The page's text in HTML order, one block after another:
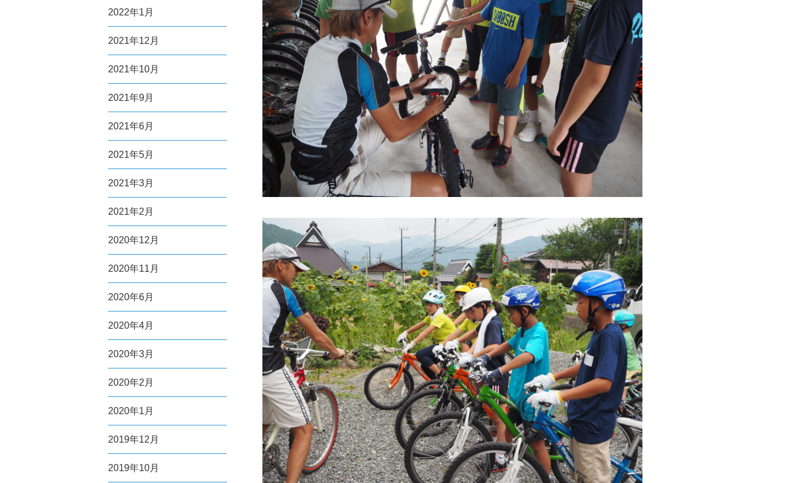
2022年1月
2021年12月
2021年10月
2021年9月
2021年6月
2021年5月
2021年3月
2021年2月
2020年12月
2020年11月
2020年6月
2020年4月
2020年3月
2020年2月
2020年1月
2019年12月
2019年10月